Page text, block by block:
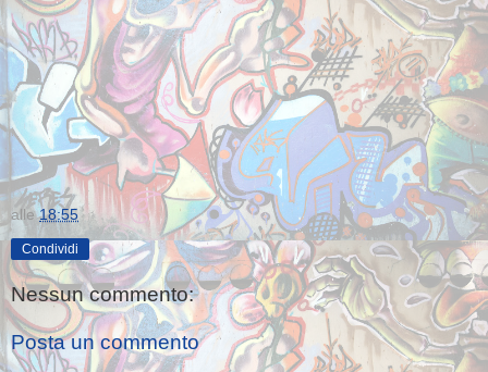
alle18:55
Condividi
Nessun commento:
Posta un commento